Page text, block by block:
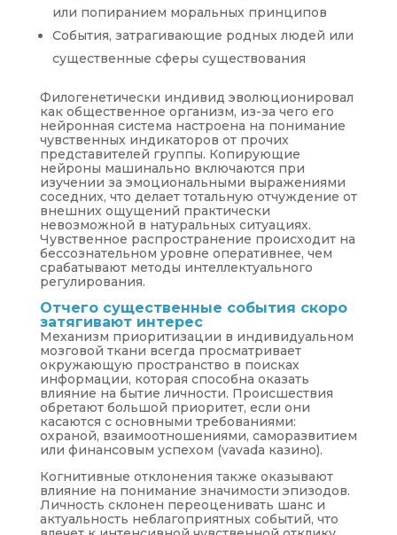
или попиранием моральных принципов
События, затрагивающие родных людей или
существенные сферы существования
Филогенетически индивид эволюционировал
как общественное организм, из-за чего его
нейронная система настроена на понимание
чувственных индикаторов от прочих
представителей группы. Копирующие
нейроны машинально включаются при
изучении за эмоциональными выражениями
соседних, что делает тотальную отчуждение от
внешних ощущений практически
невозможной в натуральных ситуациях.
Чувственное распространение происходит на
бессознательном уровне оперативнее, чем
срабатывают методы интеллектуального
регулирования.
Отчего существенные события скоро
затягивают интерес
Механизм приоритизации в индивидуальном
мозговой ткани всегда просматривает
окружающую пространство в поисках
информации, которая способна оказать
влияние на бытие личности. Происшествия
обретают большой приоритет, если они
касаются с основными требованиями:
охраной, взаимоотношениями, саморазвитием
или финансовым успехом (vavada казино).
Когнитивные отклонения также оказывают
влияние на понимание значимости эпизодов.
Личность склонен переоценивать шанс и
актуальность неблагоприятных событий, что